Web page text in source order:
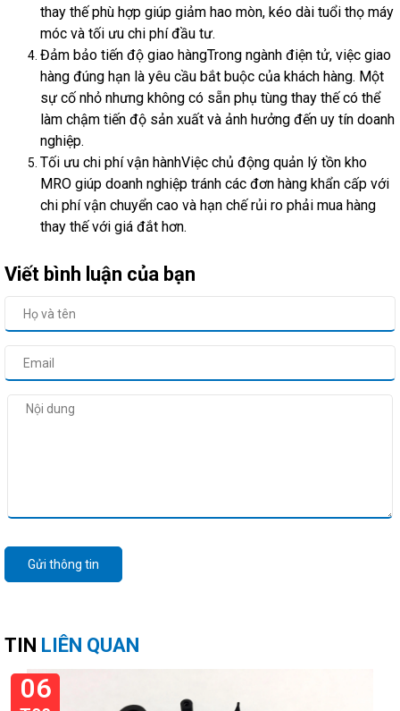
thay thế phù hợp giúp giảm hao mòn, kéo dài tuổi thọ máy
móc và tối ưu chi phí đầu tư.
Đảm bảo tiến độ giao hàngTrong ngành điện tử, việc giao
hàng đúng hạn là yêu cầu bắt buộc của khách hàng. Một
sự cố nhỏ nhưng không có sẵn phụ tùng thay thế có thể
làm chậm tiến độ sản xuất và ảnh hưởng đến uy tín doanh
nghiệp.
Tối ưu chi phí vận hànhViệc chủ động quản lý tồn kho
MRO giúp doanh nghiệp tránh các đơn hàng khẩn cấp với
chi phí vận chuyển cao và hạn chế rủi ro phải mua hàng
thay thế với giá đắt hơn.
Viết bình luận của bạn
Gửi thông tin
TIN LIÊN QUAN
06